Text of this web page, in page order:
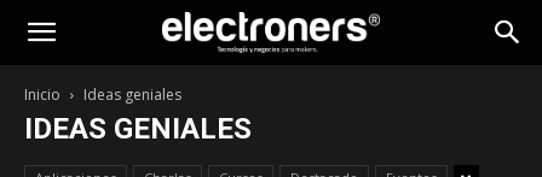
Inicio Ideas geniales
IDEAS GENIALES